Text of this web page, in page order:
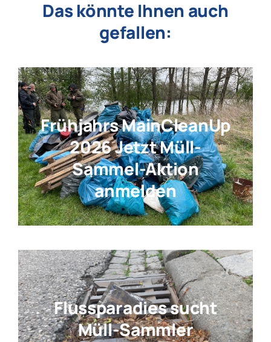
Das könnte Ihnen auch
gefallen:
Frühjahrs MainCleanUp
2026 Jetzt Müll-
Sammel-Aktion
anmelden
Flussparadies sucht
Müll-Sammler